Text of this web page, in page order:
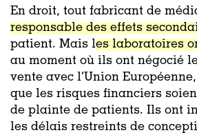
En droit, tout fabricant de
responsable des effets
patient. Mais les laboratoires
au moment où ils ont négocié
vente avec l’Union
que les risques financiers
de plainte de patients. Ils ont
les délais restreints de